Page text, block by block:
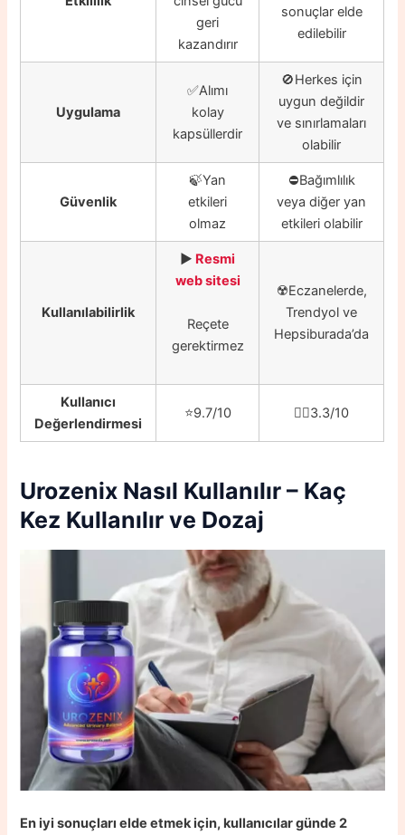
geri
kazandırır
sonuçlar elde
edilebilir
Uygulama
✅Alımı
kolay
kapsüllerdir
🚫Herkes için
uygun değildir
ve sınırlamaları
olabilir
Güvenlik
🍃Yan
etkileri
olmaz
⛔️Bağımlılık
veya diğer yan
etkileri olabilir
Kullanılabilirlik
▶️ Resmi
web sitesi
Reçete
gerektirmez
☢️Eczanelerde,
Trendyol ve
Hepsiburada’da
Kullanıcı
Değerlendirmesi
⭐️9.7/10 👎🏼3.3/10
Urozenix Nasıl Kullanılır – Kaç
Kez Kullanılır ve Dozaj
En iyi sonuçları elde etmek için, kullanıcılar günde 2